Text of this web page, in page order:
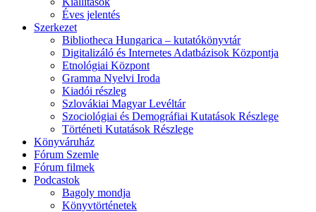
Éves jelentés
Szerkezet
Bibliotheca Hungarica – kutatókönyvtár
Digitalizáló és Internetes Adatbázisok Központja
Etnológiai Központ
Gramma Nyelvi Iroda
Kiadói részleg
Szlovákiai Magyar Levéltár
Szociológiai és Demográfiai Kutatások Részlege
Történeti Kutatások Részlege
Könyváruház
Fórum Szemle
Fórum filmek
Podcastok
Bagoly mondja
Könyvtörténetek